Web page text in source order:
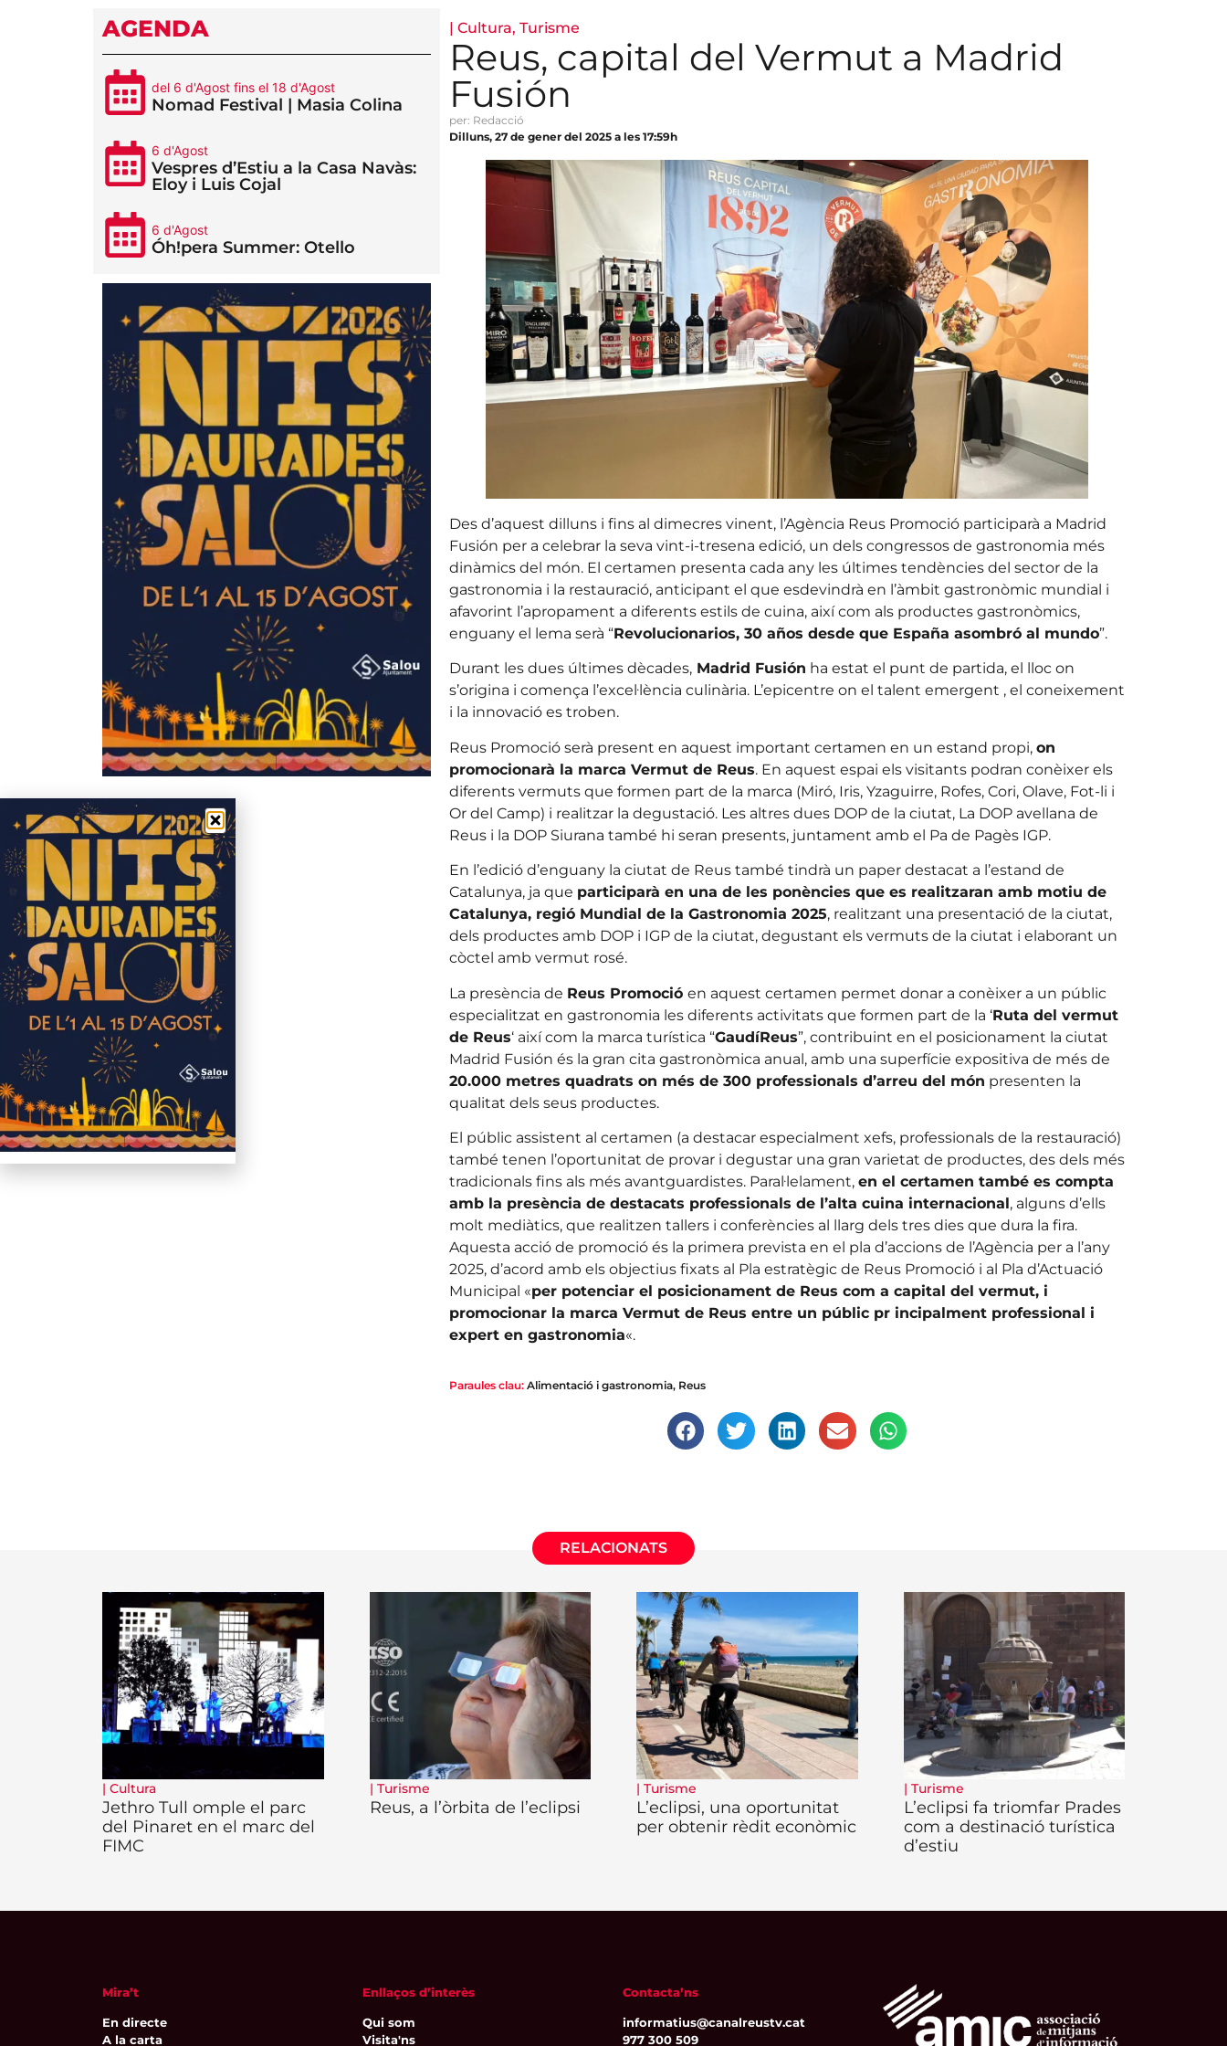
AGENDA
del 6 d'Agost fins el 18 d'Agost
Nomad Festival | Masia Colina
6 d'Agost
Vespres d’Estiu a la Casa Navàs:
Eloy i Luis Cojal
6 d'Agost
Óh!pera Summer: Otello
| Cultura, Turisme
Reus, capital del Vermut a Madrid
Fusión
per: Redacció
Dilluns, 27 de gener del 2025 a les 17:59h
Des d’aquest dilluns i fins al dimecres vinent, l’Agència Reus Promoció participarà a Madrid
Fusión per a celebrar la seva vint-i-tresena edició, un dels congressos de gastronomia més
dinàmics del món. El certamen presenta cada any les últimes tendències del sector de la
gastronomia i la restauració, anticipant el que esdevindrà en l’àmbit gastronòmic mundial i
afavorint l’apropament a diferents estils de cuina, així com als productes gastronòmics,
enguany el lema serà “Revolucionarios, 30 años desde que España asombró al mundo”.
Durant les dues últimes dècades,Madrid Fusión ha estat el punt de partida, el lloc on
s’origina i comença l’excel·lència culinària. L’epicentre on el talent emergent , el coneixement
i la innovació es troben.
Reus Promoció serà present en aquest important certamen en un estand propi, on
promocionarà la marca Vermut de Reus. En aquest espai els visitants podran conèixer els
diferents vermuts que formen part de la marca (Miró, Iris, Yzaguirre, Rofes, Cori, Olave, Fot-li i
Or del Camp) i realitzar la degustació. Les altres dues DOP de la ciutat, La DOP avellana de
Reus i la DOP Siurana també hi seran presents, juntament amb el Pa de Pagès IGP.
En l’edició d’enguany la ciutat de Reus també tindrà un paper destacat a l’estand de
Catalunya, ja que participarà en una de les ponències que es realitzaran amb motiu de
Catalunya, regió Mundial de la Gastronomia 2025, realitzant una presentació de la ciutat,
dels productes amb DOP i IGP de la ciutat, degustant els vermuts de la ciutat i elaborant un
còctel amb vermut rosé.
La presència de Reus Promoció en aquest certamen permet donar a conèixer a un públic
especialitzat en gastronomia les diferents activitats que formen part de la ‘Ruta del vermut
de Reus‘ així com la marca turística “GaudíReus”, contribuint en el posicionament la ciutat
Madrid Fusión és la gran cita gastronòmica anual, amb una superfície expositiva de més de
20.000 metres quadrats on més de 300 professionals d’arreu del món presenten la
qualitat dels seus productes.
El públic assistent al certamen (a destacar especialment xefs, professionals de la restauració)
també tenen l’oportunitat de provar i degustar una gran varietat de productes, des dels més
tradicionals fins als més avantguardistes. Paral·lelament, en el certamen també es compta
amb la presència de destacats professionals de l’alta cuina internacional, alguns d’ells
molt mediàtics, que realitzen tallers i conferències al llarg dels tres dies que dura la fira.
Aquesta acció de promoció és la primera prevista en el pla d’accions de l’Agència per a l’any
2025, d’acord amb els objectius fixats al Pla estratègic de Reus Promoció i al Pla d’Actuació
Municipal «per potenciar el posicionament de Reus com a capital del vermut, i
promocionar la marca Vermut de Reus entre un públic pr incipalment professional i
expert en gastronomia«.
Paraules clau: Alimentació i gastronomia, Reus
RELACIONATS
| Cultura
Jethro Tull omple el parc
del Pinaret en el marc del
FIMC
| Turisme
Reus, a l’òrbita de l’eclipsi
| Turisme
L’eclipsi, una oportunitat
per obtenir rèdit econòmic
| Turisme
L’eclipsi fa triomfar Prades
com a destinació turística
d’estiu
Mira’t
En directe
A la carta
Enllaços d’interès
Qui som
Visita'ns
Contacta’ns
informatius@canalreustv.cat
977 300 509